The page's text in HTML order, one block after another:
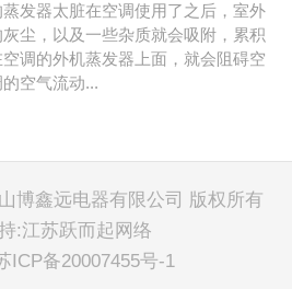
蒸发器太脏在空调使用了之后，室外
灰尘，以及一些杂质就会吸附，累积
空调的外机蒸发器上面，就会阻碍空
的空气流动...
博鑫远电器有限公司 版权所有
:江苏跃而起网络
ICP备20007455号-1